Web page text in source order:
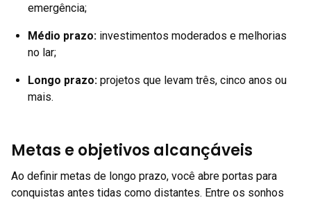
emergência;
Médio prazo: investimentos moderados e melhorias
no lar;
Longo prazo: projetos que levam três, cinco anos ou
mais.
Metas e objetivos alcançáveis
Ao definir metas de longo prazo, você abre portas para
conquistas antes tidas como distantes. Entre os sonhos